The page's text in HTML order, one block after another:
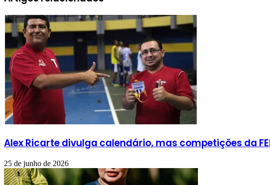
Alex Ricarte divulga calendário, mas competições da
25 de junho de 2026